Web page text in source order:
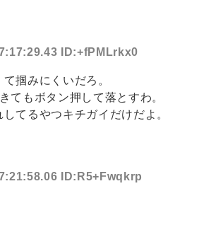
ID:+fPMLrkx0
掴みにくいだろ。
てもボタン押して落とすわ。
てるやつキチガイだけだよ。
ID:R5+Fwqkrp